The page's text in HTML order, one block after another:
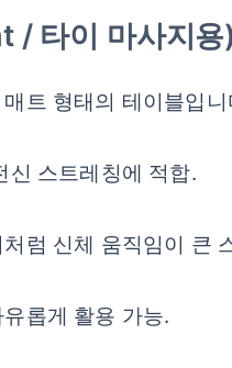
/ 타이 마사지용)
트 형태의 테이블입니
신 스트레칭에 적합.
럼 신체 움직임이 큰
롭게 활용 가능.